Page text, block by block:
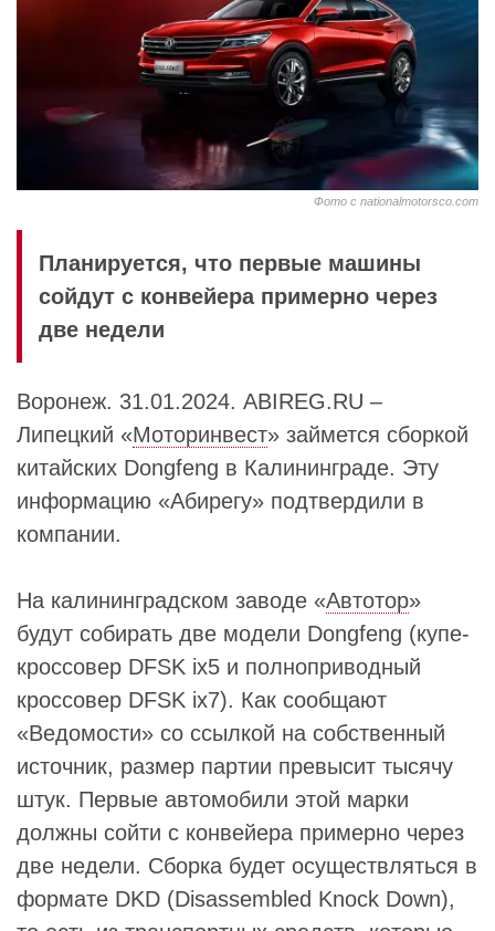
Фото с nationalmotorsco.com
Планируется, что первые машины
сойдут с конвейера примерно через
две недели
Воронеж. 31.01.2024. ABIREG.RU –
Липецкий «Моторинвест» займется сборкой
китайских Dongfeng в Калининграде. Эту
информацию «Абирегу» подтвердили в
компании.
На калининградском заводе «Автотор»
будут собирать две модели Dongfeng (купе-
кроссовер DFSK ix5 и полноприводный
кроссовер DFSK ix7). Как сообщают
«Ведомости» со ссылкой на собственный
источник, размер партии превысит тысячу
штук. Первые автомобили этой марки
должны сойти с конвейера примерно через
две недели. Сборка будет осуществляться в
формате DKD (Disassembled Knock Down),